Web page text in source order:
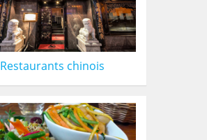
Restaurants chinois